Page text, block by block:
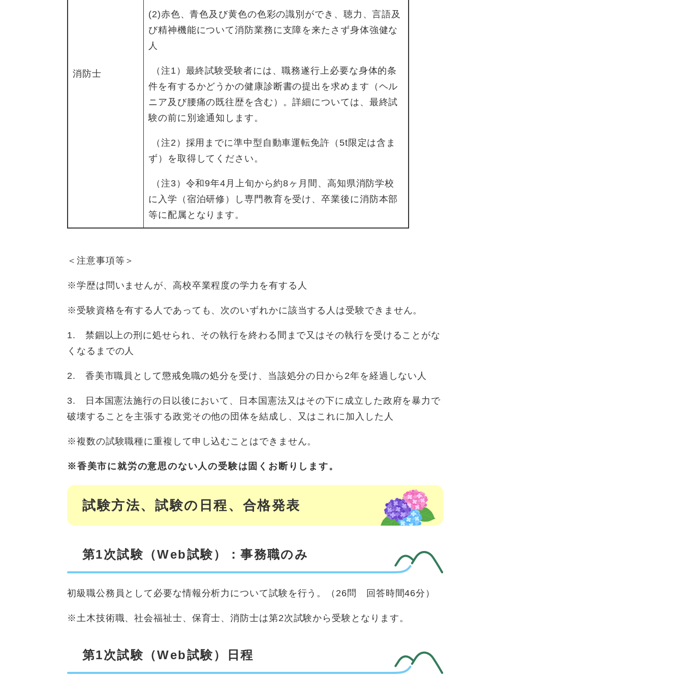
消防士
(2)赤色、青色及び黄色の色彩の識別ができ、聴力、言語及
び精神機能について消防業務に支障を来たさず身体強健な
人
（注1）最終試験受験者には、職務遂行上必要な身体的条
件を有するかどうかの健康診断書の提出を求めます（ヘル
ニア及び腰痛の既往歴を含む）。詳細については、最終試
験の前に別途通知します。
（注2）採用までに準中型自動車運転免許（5t限定は含ま
ず）を取得してください。
（注3）令和9年4月上旬から約8ヶ月間、高知県消防学校
に入学（宿泊研修）し専門教育を受け、卒業後に消防本部
等に配属となります。
＜注意事項等＞
※学歴は問いませんが、高校卒業程度の学力を有する人
※受験資格を有する人であっても、次のいずれかに該当する人は受験できません。
1. 禁錮以上の刑に処せられ、その執行を終わる間まで又はその執行を受けることがな
くなるまでの人
2. 香美市職員として懲戒免職の処分を受け、当該処分の日から2年を経過しない人
3. 日本国憲法施行の日以後において、日本国憲法又はその下に成立した政府を暴力で
破壊することを主張する政党その他の団体を結成し、又はこれに加入した人
※複数の試験職種に重複して申し込むことはできません。
※香美市に就労の意思のない人の受験は固くお断りします。
試験方法、試験の日程、合格発表
第1次試験（Web試験）：事務職のみ
初級職公務員として必要な情報分析力について試験を行う。（26問 回答時間46分）
※土木技術職、社会福祉士、保育士、消防士は第2次試験から受験となります。
第1次試験（Web試験）日程